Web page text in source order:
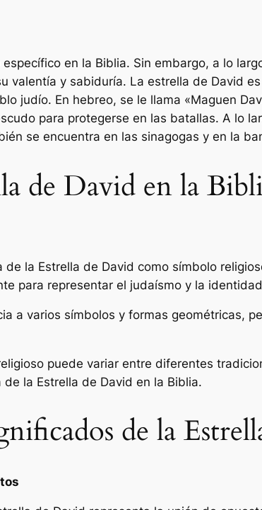
en la Biblia. Sin embargo, a lo
valentía y sabiduría. La estrella de David
judío. En hebreo, se le llama «Maguen
para protegerse en las batallas. A lo
se encuentra en las sinagogas y en la
de David en la
la Estrella de David como símbolo
para representar el judaísmo y la
a varios símbolos y formas geométricas,
puede variar entre diferentes
la Estrella de David en la Biblia.
de la